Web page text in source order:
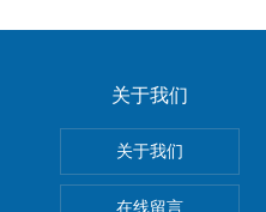
关于我们
关于我们
在线留言